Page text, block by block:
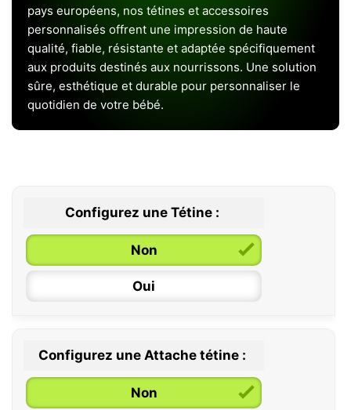
pays européens, nos tétines et accessoires
personnalisés offrent une impression de haute
qualité, fiable, résistante et adaptée spécifiquement
aux produits destinés aux nourrissons. Une solution
sûre, esthétique et durable pour personnaliser le
quotidien de votre bébé.
Configurez une Tétine :
Non
Oui
0 / 6 mois
6 / 36 mois
Configurez une Attache tétine :
Non